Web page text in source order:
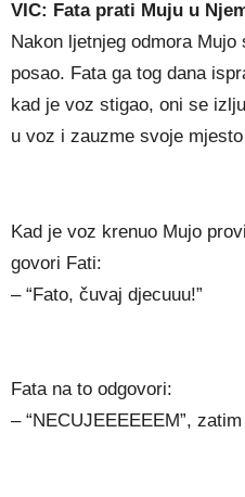
VIC: Fata prati Muju u
Nakon ljetnjeg odmora
posao. Fata ga tog dana
kad je voz stigao, oni se
u voz i zauzme svoje
Kad je voz krenuo Mujo
govori Fati:
– “Fato, čuvaj djecuuu!”
Fata na to odgovori:
– “NECUJEEEEEEM”,